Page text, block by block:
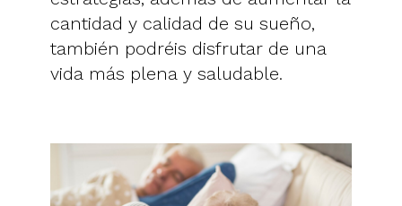
cantidad y calidad de su sueño,
también podréis disfrutar de una
vida más plena y saludable.